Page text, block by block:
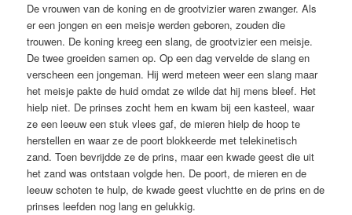
De vrouwen van de koning en de grootvizier waren zwanger. Als
er een jongen en een meisje werden geboren, zouden die
trouwen. De koning kreeg een slang, de grootvizier een meisje.
De twee groeiden samen op. Op een dag vervelde de slang en
verscheen een jongeman. Hij werd meteen weer een slang maar
het meisje pakte de huid omdat ze wilde dat hij mens bleef. Het
hielp niet. De prinses zocht hem en kwam bij een kasteel, waar
ze een leeuw een stuk vlees gaf, de mieren hielp de hoop te
herstellen en waar ze de poort blokkeerde met telekinetisch
zand. Toen bevrijdde ze de prins, maar een kwade geest die uit
het zand was ontstaan volgde hen. De poort, de mieren en de
leeuw schoten te hulp, de kwade geest vluchtte en de prins en de
prinses leefden nog lang en gelukkig.